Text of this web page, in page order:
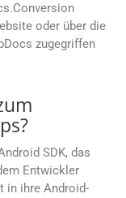
oder über die
zugegriffen
SDK, das
Entwickler
in ihre Android-